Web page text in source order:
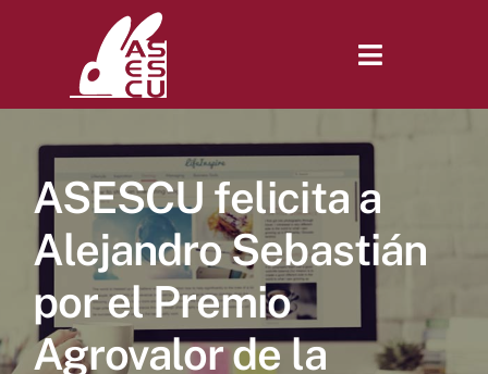
Toggle
Inicio
Revista
Tienda
ASESCU felicita a
Alejandro Sebastián
por el Premio
Agrovalor de la